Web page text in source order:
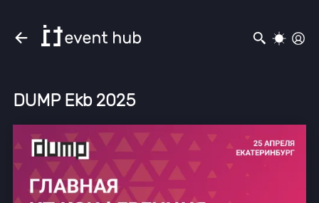
DUMP Ekb 2025